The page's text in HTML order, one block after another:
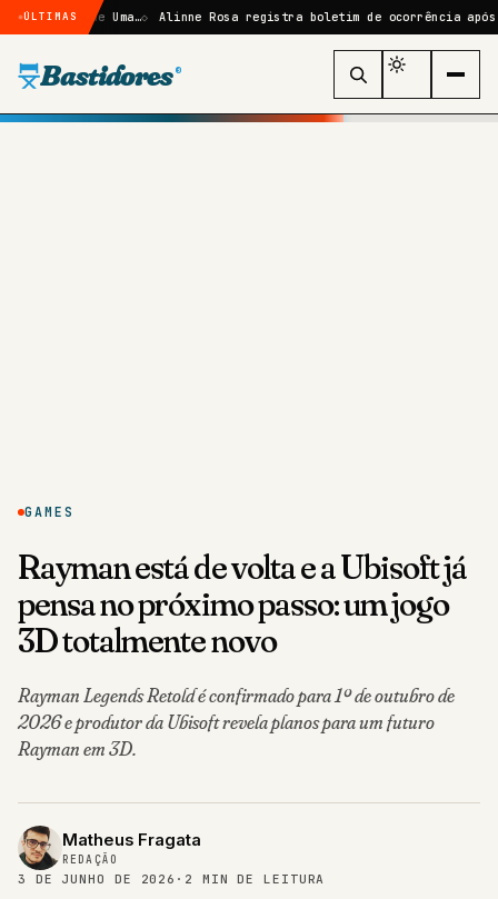
ÚLTIMAS
de Uma… Alinne Rosa registra boletim de ocorrência após
Bastidores ®
GAMES
Rayman está de volta e a Ubisoft já
pensa no próximo passo: um jogo
3D totalmente novo
Rayman Legends Retold é confirmado para 1º de outubro de
2026 e produtor da Ubisoft revela planos para um futuro
Rayman em 3D.
Matheus Fragata
REDAÇÃO
3 DE JUNHO DE 2026 · 2 MIN DE LEITURA